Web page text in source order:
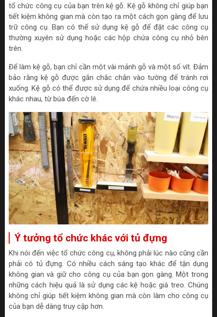
tổ chức công cụ của bạn trên kệ gỗ. Kệ gỗ không chỉ giúp bạn
tiết kiệm không gian mà còn tạo ra một cách gọn gàng để lưu
trữ công cụ. Bạn có thể sử dụng kệ gỗ để đặt các công cụ
thường xuyên sử dụng hoặc các hộp chứa công cụ nhỏ bên
trên.
Để làm kệ gỗ, bạn chỉ cần một vài mảnh gỗ và một số vít. Đảm
bảo rằng kệ gỗ được gắn chắc chắn vào tường để tránh rơi
xuống. Kệ gỗ có thể được sử dụng để chứa nhiều loại công cụ
khác nhau, từ búa đến cờ lê.
Ý tưởng tổ chức khác với tủ đựng
Khi nói đến việc tổ chức công cụ, không phải lúc nào cũng cần
phải có tủ đựng. Có nhiều cách sáng tạo khác để tận dụng
không gian và giữ cho công cụ của bạn gọn gàng. Một trong
những cách hiệu quả là sử dụng các kệ hoặc giá treo. Chúng
không chỉ giúp tiết kiệm không gian mà còn làm cho công cụ
của bạn dễ dàng truy cập hơn.